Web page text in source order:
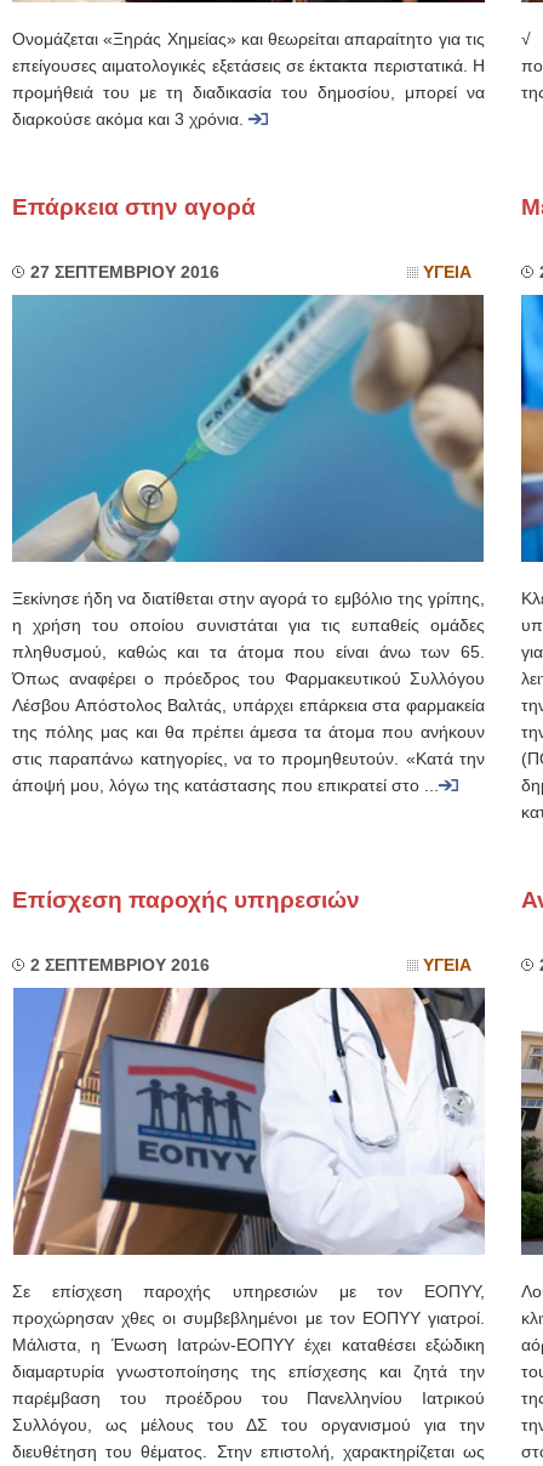
Ονομάζεται «Ξηράς Χημείας» και θεωρείται απαραίτητο για τις
επείγουσες αιματολογικές εξετάσεις σε έκτακτα περιστατικά. Η
προμήθειά του με τη διαδικασία του δημοσίου, μπορεί να
διαρκούσε ακόμα και 3 χρόνια.
√
Επάρκεια στην αγορά
27 ΣΕΠΤΕΜΒΡΙΟΥ 2016 ΥΓΕΙΑ
Ξεκίνησε ήδη να διατίθεται στην αγορά το εμβόλιο της γρίπης,
η χρήση του οποίου συνιστάται για τις ευπαθείς ομάδες
πληθυσμού, καθώς και τα άτομα που είναι άνω των 65.
Όπως αναφέρει ο πρόεδρος του Φαρμακευτικού Συλλόγου
Λέσβου Απόστολος Βαλτάς, υπάρχει επάρκεια στα φαρμακεία
της πόλης μας και θα πρέπει άμεσα τα άτομα που ανήκουν
στις παραπάνω κατηγορίες, να το προμηθευτούν. «Κατά την
άποψή μου, λόγω της κατάστασης που επικρατεί στο ...
Επίσχεση παροχής υπηρεσιών
2 ΣΕΠΤΕΜΒΡΙΟΥ 2016 ΥΓΕΙΑ
Σε επίσχεση παροχής υπηρεσιών με τον ΕΟΠΥΥ,
προχώρησαν χθες οι συμβεβλημένοι με τον ΕΟΠΥΥ γιατροί.
Μάλιστα, η Ένωση Ιατρών-ΕΟΠΥΥ έχει καταθέσει εξώδικη
διαμαρτυρία γνωστοποίησης της επίσχεσης και ζητά την
παρέμβαση του προέδρου του Πανελληνίου Ιατρικού
Συλλόγου, ως μέλους του ΔΣ του οργανισμού για την
διευθέτηση του θέματος. Στην επιστολή, χαρακτηρίζεται ως